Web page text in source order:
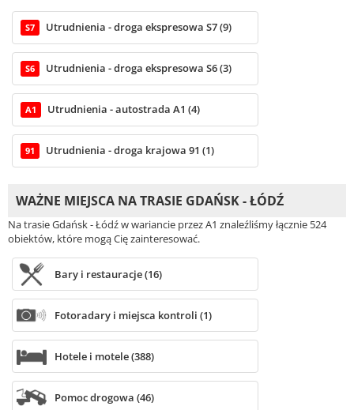
S7 Utrudnienia - droga ekspresowa S7 (9)
S6 Utrudnienia - droga ekspresowa S6 (3)
A1 Utrudnienia - autostrada A1 (4)
91 Utrudnienia - droga krajowa 91 (1)
WAŻNE MIEJSCA NA TRASIE GDAŃSK - ŁÓDŹ
Na trasie Gdańsk - Łódź w wariancie przez A1 znaleźliśmy łącznie 524
obiektów, które mogą Cię zainteresować.
Bary i restauracje (16)
Fotoradary i miejsca kontroli (1)
Hotele i motele (388)
Pomoc drogowa (46)